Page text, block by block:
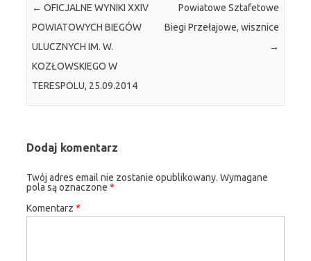
← OFICJALNE WYNIKI XXIV
POWIATOWYCH BIEGÓW
ULUCZNYCH IM. W.
KOZŁOWSKIEGO W
TERESPOLU, 25.09.2014
Powiatowe Sztafetowe
Biegi Przełajowe, wisznice
→
Dodaj komentarz
Twój adres email nie zostanie opublikowany. Wymagane
pola są oznaczone *
Komentarz *